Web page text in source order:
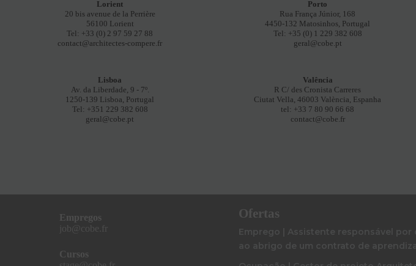
Lorient
20 bis avenue de la Perrière
56100 Lorient
Tel: +33 (0) 2 97 59 27 88
contact@architectes-compere.fr
Porto
Rua França Júnior, 168
4450-132 Matosinhos, Portugal
Tel: +35 (0) 1 229 382 608
geral@cobe.pt
Lisboa
Av. da Liberdade, 9 - 7º.
1250-139 Lisboa, Portugal
Tel: +351 229 382 608
geral@cobe.pt
Valência
R C/ des Cronista Carreres
Ciutat Vella, 46003 València, Espanha
tel: +33 7 80 90 66 68
contact@cobe.fr
Empregos
job@cobe.fr
Cursos
Ofertas